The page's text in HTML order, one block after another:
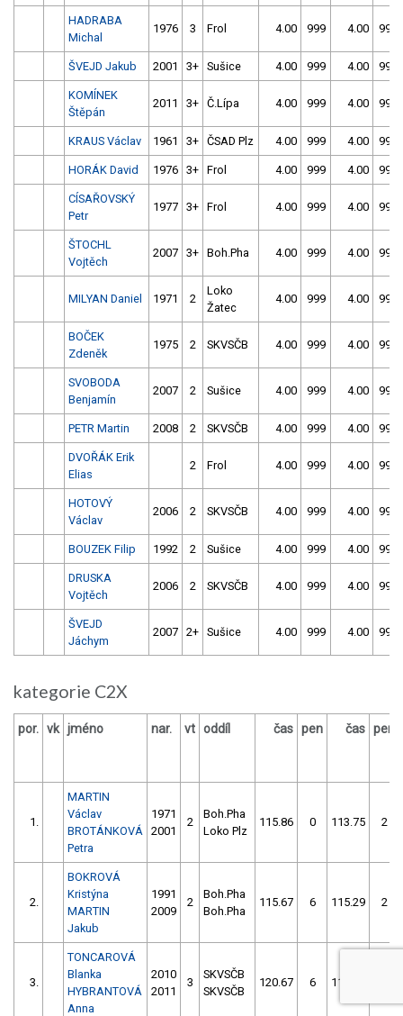
HADRABA
Michal
1976 3 Frol 4.00 999 4.00 999
ŠVEJD Jakub 2001 3+ Sušice 4.00 999 4.00 999
KOMÍNEK
Štěpán
2011 3+ Č.Lípa 4.00 999 4.00 999
KRAUS Václav 1961 3+ ČSAD Plz 4.00 999 4.00 999
HORÁK David 1976 3+ Frol 4.00 999 4.00 999
CÍSAŘOVSKÝ
Petr
1977 3+ Frol 4.00 999 4.00 999
ŠTOCHL
Vojtěch
2007 3+ Boh.Pha 4.00 999 4.00 999
MILYAN Daniel 1971 2
Loko
Žatec
4.00 999 4.00 999
BOČEK
Zdeněk
1975 2 SKVSČB 4.00 999 4.00 999
SVOBODA
Benjamín
2007 2 Sušice 4.00 999 4.00 999
PETR Martin 2008 2 SKVSČB 4.00 999 4.00 999
DVOŘÁK Erik
Elias
2 Frol 4.00 999 4.00 999
HOTOVÝ
Václav
2006 2 SKVSČB 4.00 999 4.00 999
BOUZEK Filip 1992 2 Sušice 4.00 999 4.00 999
DRUSKA
Vojtěch
2006 2 SKVSČB 4.00 999 4.00 999
ŠVEJD
Jáchym
2007 2+ Sušice 4.00 999 4.00 999
kategorie C2X
por. vk jméno nar. vt oddíl čas pen čas pen
1.
MARTIN
Václav
BROTÁNKOVÁ
Petra
1971
2001
2
Boh.Pha
Loko Plz
115.86 0 113.75 2
2.
BOKROVÁ
Kristýna
MARTIN
Jakub
1991
2009
2
Boh.Pha
Boh.Pha
115.67 6 115.29 2
3.
TONCAROVÁ
Blanka
HYBRANTOVÁ
Anna
2010
2011
3
SKVSČB
SKVSČB
120.67 6 117.87